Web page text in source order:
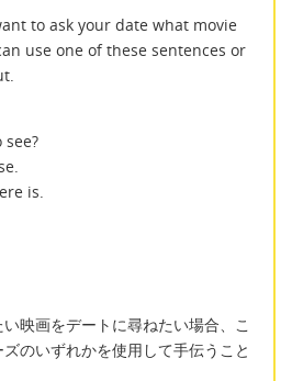
to ask your date what movie
use one of these sentences or
is.
映画をデートに尋ねたい場合、こ
のいずれかを使用して手伝うこと